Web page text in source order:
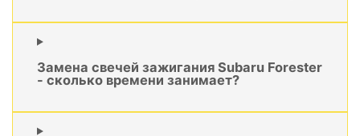
Замена свечей зажигания Subaru Forester
- сколько времени занимает?